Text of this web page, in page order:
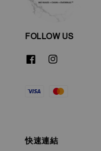
FOLLOW US
快速連結